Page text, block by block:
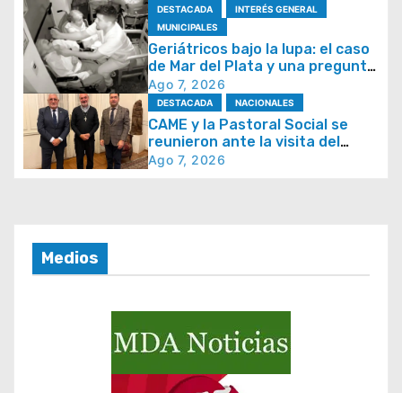
n
d
e
e
n
t
d
a
DESTACADA
INTERÉS GENERAL
MUNICIPALES
Geriátricos bajo la lupa: el caso
de Mar del Plata y una pregunta
que se repite en todo el país
Ago 7, 2026
DESTACADA NACIONALES
CAME y la Pastoral Social se
reunieron ante la visita del
papa León XIV y la Semana
Ago 7, 2026
Medios